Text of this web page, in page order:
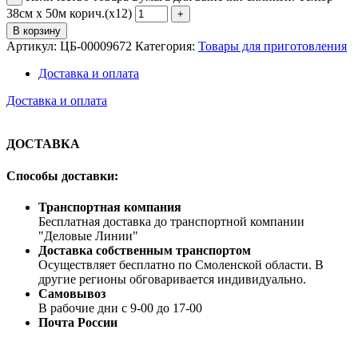
38см х 50м корич.(х12)
В корзину
Артикул: ЦБ-00009672 Категория: Товары для приготовления
Доставка и оплата
Доставка и оплата
ДОСТАВКА
Способы доставки:
Транспортная компания
Бесплатная доставка до транспортной компании
"Деловые Линии"
Доставка собственным транспортом
Осуществляет бесплатно по Смоленской области. В
другие регионы обговаривается индивидуально.
Самовывоз
В рабочие дни с 9-00 до 17-00
Почта России